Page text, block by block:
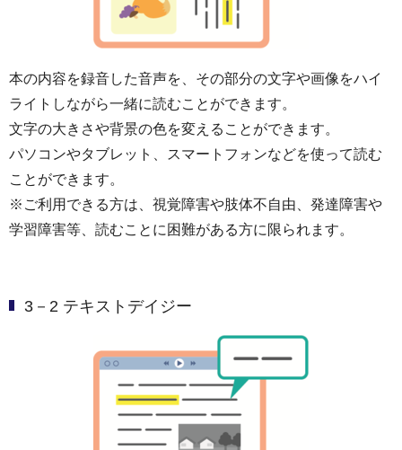
本の内容を録音した音声を、その部分の文字や画像をハイ
ライトしながら一緒に読むことができます。
文字の大きさや背景の色を変えることができます。
パソコンやタブレット、スマートフォンなどを使って読む
ことができます。
※ご利用できる方は、視覚障害や肢体不自由、発達障害や
学習障害等、読むことに困難がある方に限られます。
3－2 テキストデイジー